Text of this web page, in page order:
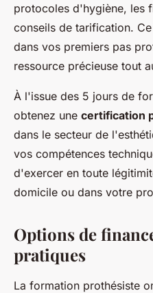
protocoles d'hygiène, les
conseils de tarification.
dans vos premiers pas
ressource précieuse tout
À l'issue des 5 jours de
obtenez une certification
dans le secteur de
vos compétences
d'exercer en toute
domicile ou dans votre
Options de
pratiques
La formation prothésiste